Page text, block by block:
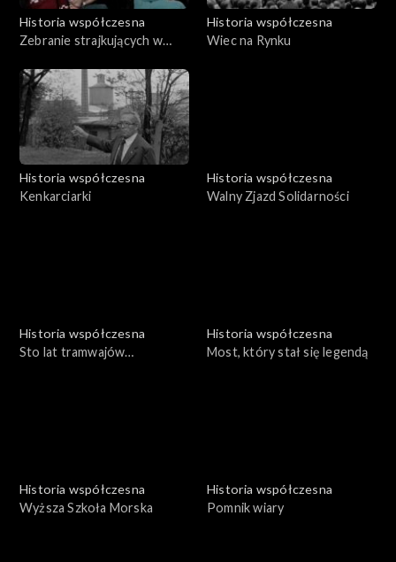
Historia współczesna
Zebranie strajkujących w
Historia współczesna
Wiec na Rynku
Historia współczesna
Kenkarciarki
Historia współczesna
Walny Zjazd Solidarności
Historia współczesna
Sto lat tramwajów
Historia współczesna
Most, który stał się legendą
Historia współczesna
Wyższa Szkoła Morska
Historia współczesna
Pomnik wiary